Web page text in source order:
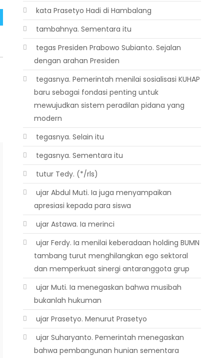
 kata Prasetyo Hadi di Hambalang
 tambahnya. Sementara itu
 tegas Presiden Prabowo Subianto. Sejalan
dengan arahan Presiden
 tegasnya. Pemerintah menilai sosialisasi KUHAP
baru sebagai fondasi penting untuk
mewujudkan sistem peradilan pidana yang
modern
 tegasnya. Selain itu
 tegasnya. Sementara itu
 tutur Tedy. (*/rls)
 ujar Abdul Muti. Ia juga menyampaikan
apresiasi kepada para siswa
 ujar Astawa. Ia merinci
 ujar Ferdy. Ia menilai keberadaan holding BUMN
tambang turut menghilangkan ego sektoral
dan memperkuat sinergi antaranggota grup
 ujar Muti. Ia menegaskan bahwa musibah
bukanlah hukuman
 ujar Prasetyo. Menurut Prasetyo
 ujar Suharyanto. Pemerintah menegaskan
bahwa pembangunan hunian sementara